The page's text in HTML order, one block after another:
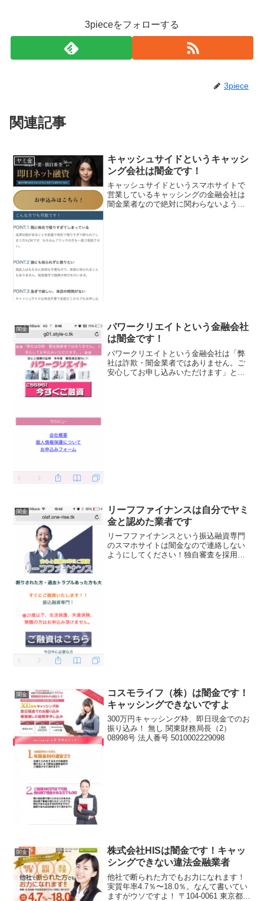
3pieceをフォローする
3piece
関連記事
ヤミ金
キャッシュサイドというキャッシ
ング会社は闇金です！
キャッシュサイドというスマホサイトで
営業しているキャッシングの金融会社は
闇金業者なので絶対に関わらないように
闇金
パワークリエイトという金融会社
は闇金です！
パワークリエイトという金融会社は「弊
社は詐欺・闇金業者ではありません。ご
安心してお申し込みいただけます」と書
闇金
リーフファイナンスは自分でヤミ
金と認めた業者です
リーフファイナンスという振込融資専門
のスマホサイトは闇金なので連絡しない
ようにしてください！独自審査を採用と
闇金
コスモライフ（株）は闇金です！
キャッシングできないですよ
300万円キャッシング枠、即日現金でのお
振り込み！ 無し 関東財務局長（2）
08998号 法人番号 5010002229098
闇金
株式会社HISは闇金です！キャッ
シングできない違法金融業者
他社で断られた方でもお力になれます！
実質年率4.7％〜18.0％。なんて書いてい
ますがウソですよ！ 〒104-0061 東京都中